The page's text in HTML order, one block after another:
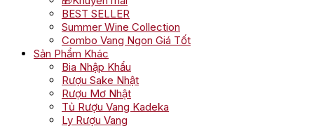
BEST SELLER
Summer Wine Collection
Combo Vang Ngon Giá Tốt
Sản Phẩm Khác
Bia Nhập Khẩu
Rượu Sake Nhật
Rượu Mơ Nhật
Tủ Rượu Vang Kadeka
Ly Rượu Vang